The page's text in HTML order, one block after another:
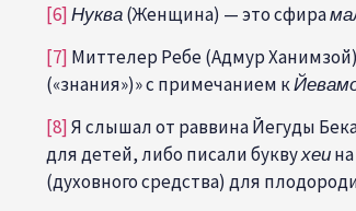
[6]Нуква(Женщина) — это сфира
[7] Миттелер Ребе (Адмур
(«знания»)» с примечанием к
[8]Я слышал от раввина Йегуды
для детей, либо писали буквухеи
(духовного средства) для